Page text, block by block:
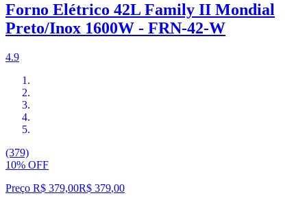
Forno Elétrico 42L Family II Mondial
Preto/Inox 1600W - FRN-42-W
4.9
(379)
10% OFF
Preço R$ 379,00R$ 379,00